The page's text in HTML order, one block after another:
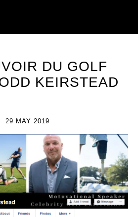
DU GOLF
KEIRSTEAD
29 MAY 2019